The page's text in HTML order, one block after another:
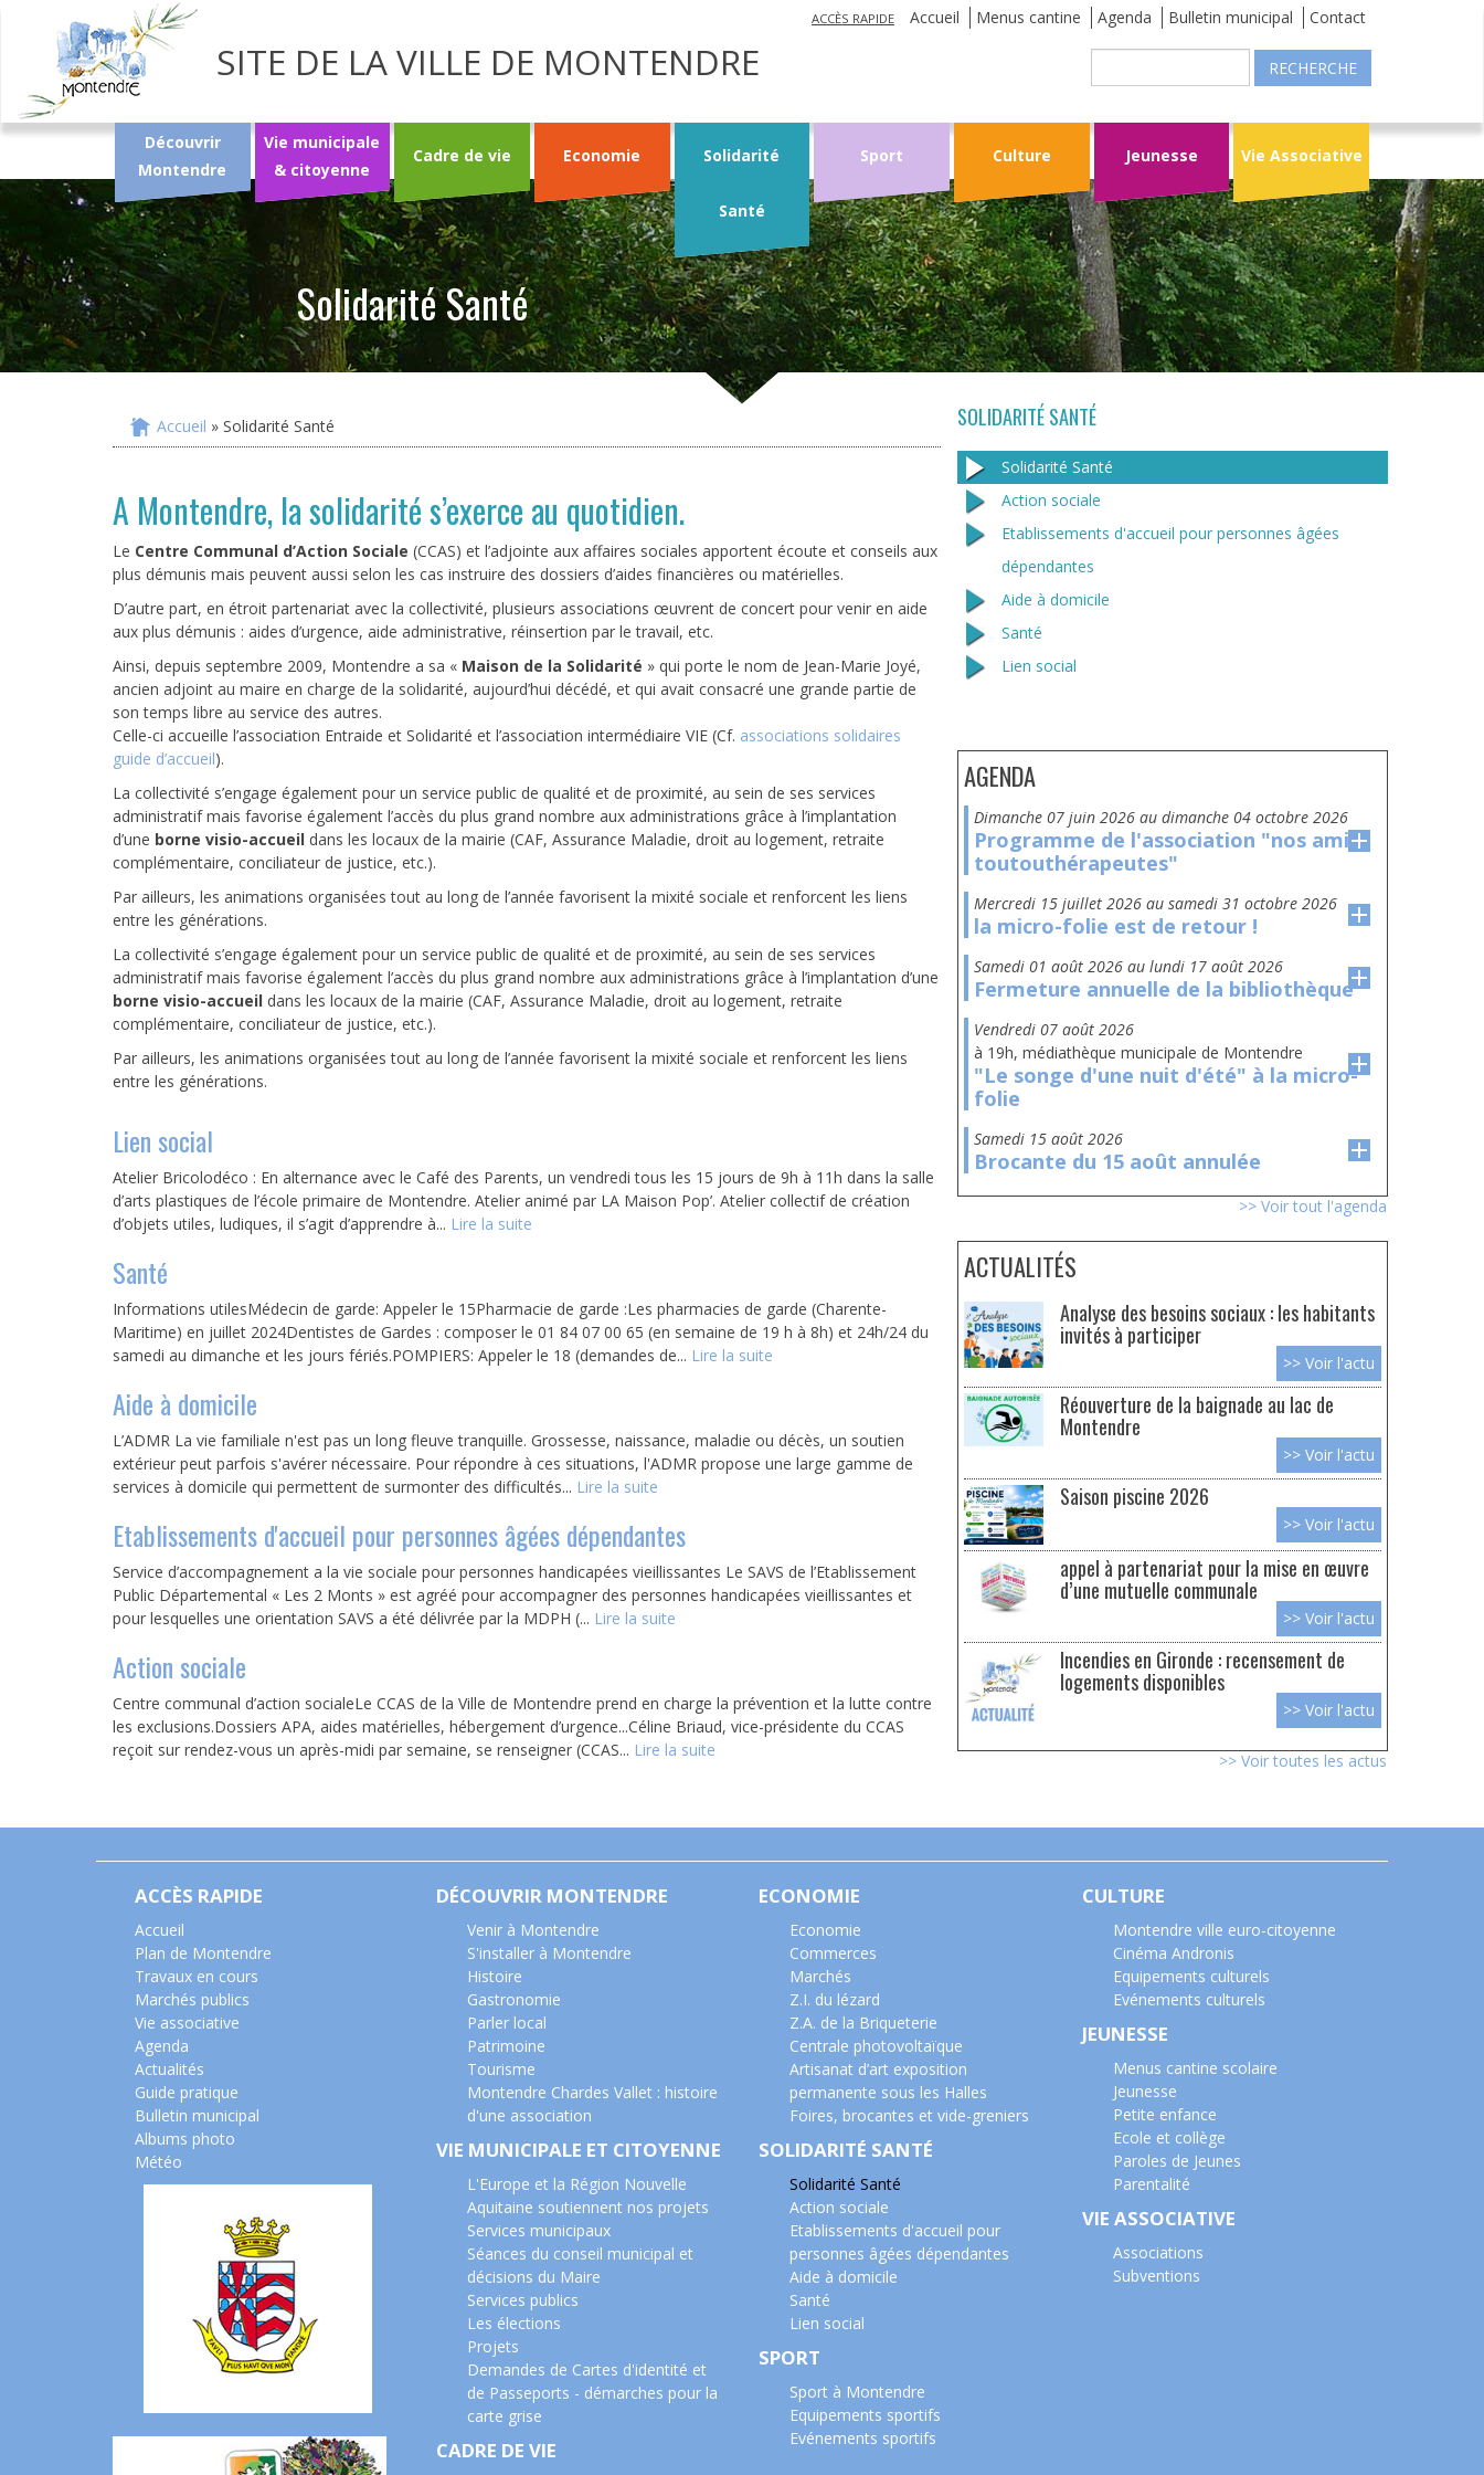
SITE DE LA VILLE DE MONTENDRE
ACCÈS RAPIDE Accueil Menus cantine Agenda Bulletin municipal
Contact
Découvrir
Montendre
Vie municipale
& citoyenne
Cadre de vie Economie Solidarité
Santé
Sport Culture Jeunesse Vie Associative
Solidarité Santé
Vous êtes ici
Accueil » Solidarité Santé
A Montendre, la solidarité s’exerce au quotidien.
Le Centre Communal d’Action Sociale (CCAS) et l’adjointe aux affaires sociales apportent écoute et conseils aux
plus démunis mais peuvent aussi selon les cas instruire des dossiers d’aides financières ou matérielles.
D’autre part, en étroit partenariat avec la collectivité, plusieurs associations œuvrent de concert pour venir en aide
aux plus démunis : aides d’urgence, aide administrative, réinsertion par le travail, etc.
Ainsi, depuis septembre 2009, Montendre a sa « Maison de la Solidarité » qui porte le nom de Jean-Marie Joyé,
ancien adjoint au maire en charge de la solidarité, aujourd’hui décédé, et qui avait consacré une grande partie de
son temps libre au service des autres.
Celle-ci accueille l’association Entraide et Solidarité et l’association intermédiaire VIE (Cf. associations solidaires
guide d’accueil).
La collectivité s’engage également pour un service public de qualité et de proximité, au sein de ses services
administratif mais favorise également l’accès du plus grand nombre aux administrations grâce à l’implantation
d’une borne visio-accueil dans les locaux de la mairie (CAF, Assurance Maladie, droit au logement, retraite
complémentaire, conciliateur de justice, etc.).
Par ailleurs, les animations organisées tout au long de l’année favorisent la mixité sociale et renforcent les liens
entre les générations.
La collectivité s’engage également pour un service public de qualité et de proximité, au sein de ses services
administratif mais favorise également l’accès du plus grand nombre aux administrations grâce à l’implantation d’une
borne visio-accueil dans les locaux de la mairie (CAF, Assurance Maladie, droit au logement, retraite
complémentaire, conciliateur de justice, etc.).
Par ailleurs, les animations organisées tout au long de l’année favorisent la mixité sociale et renforcent les liens
entre les générations.
Lien social
Atelier Bricolodéco : En alternance avec le Café des Parents, un vendredi tous les 15 jours de 9h à 11h dans la salle
d’arts plastiques de l’école primaire de Montendre. Atelier animé par LA Maison Pop’. Atelier collectif de création
d’objets utiles, ludiques, il s’agit d’apprendre à... Lire la suite
Santé
Informations utilesMédecin de garde: Appeler le 15Pharmacie de garde :Les pharmacies de garde (Charente-
Maritime) en juillet 2024Dentistes de Gardes : composer le 01 84 07 00 65 (en semaine de 19 h à 8h) et 24h/24 du
samedi au dimanche et les jours fériés.POMPIERS: Appeler le 18 (demandes de... Lire la suite
Aide à domicile
L’ADMR La vie familiale n'est pas un long fleuve tranquille. Grossesse, naissance, maladie ou décès, un soutien
extérieur peut parfois s'avérer nécessaire. Pour répondre à ces situations, l'ADMR propose une large gamme de
services à domicile qui permettent de surmonter des difficultés... Lire la suite
Etablissements d'accueil pour personnes âgées dépendantes
Service d’accompagnement a la vie sociale pour personnes handicapées vieillissantes Le SAVS de l’Etablissement
Public Départemental « Les 2 Monts » est agréé pour accompagner des personnes handicapées vieillissantes et
pour lesquelles une orientation SAVS a été délivrée par la MDPH (... Lire la suite
Action sociale
Centre communal d’action socialeLe CCAS de la Ville de Montendre prend en charge la prévention et la lutte contre
les exclusions.Dossiers APA, aides matérielles, hébergement d’urgence...Céline Briaud, vice-présidente du CCAS
reçoit sur rendez-vous un après-midi par semaine, se renseigner (CCAS... Lire la suite
SOLIDARITÉ SANTÉ
Solidarité Santé
Action sociale
Etablissements d'accueil pour personnes âgées
dépendantes
Aide à domicile
Santé
Lien social
AGENDA
dimanche 07 juin 2026 au dimanche 04 octobre 2026
Programme de l'association "nos amis
toutouthérapeutes"
mercredi 15 juillet 2026 au samedi 31 octobre 2026
la micro-folie est de retour !
samedi 01 août 2026 au lundi 17 août 2026
Fermeture annuelle de la bibliothèque
vendredi 07 août 2026
à 19h, médiathèque municipale de Montendre
"Le songe d'une nuit d'été" à la micro-
folie
samedi 15 août 2026
Brocante du 15 août annulée
>> Voir tout l'agenda
ACTUALITÉS
Analyse des besoins sociaux : les habitants
invités à participer
>> Voir l'actu
Réouverture de la baignade au lac de
Montendre
>> Voir l'actu
Saison piscine 2026
>> Voir l'actu
appel à partenariat pour la mise en œuvre
d’une mutuelle communale
>> Voir l'actu
Incendies en Gironde : recensement de
logements disponibles
>> Voir l'actu
>> Voir toutes les actus
ACCÈS RAPIDE
Accueil
Plan de Montendre
Travaux en cours
Marchés publics
Vie associative
Agenda
Actualités
Guide pratique
Bulletin municipal
Albums photo
Météo
DÉCOUVRIR MONTENDRE
Venir à Montendre
S'installer à Montendre
Histoire
Gastronomie
Parler local
Patrimoine
Tourisme
Montendre Chardes Vallet : histoire
d'une association
VIE MUNICIPALE ET CITOYENNE
L'Europe et la Région Nouvelle
Aquitaine soutiennent nos projets
Services municipaux
Séances du conseil municipal et
décisions du Maire
Services publics
Les élections
Projets
Demandes de Cartes d'identité et
de Passeports - démarches pour la
carte grise
CADRE DE VIE
ECONOMIE
Economie
Commerces
Marchés
Z.I. du lézard
Z.A. de la Briqueterie
Centrale photovoltaïque
Artisanat d’art exposition
permanente sous les Halles
Foires, brocantes et vide-greniers
SOLIDARITÉ SANTÉ
Solidarité Santé
Action sociale
Etablissements d'accueil pour
personnes âgées dépendantes
Aide à domicile
Santé
Lien social
SPORT
Sport à Montendre
Equipements sportifs
Evénements sportifs
CULTURE
Montendre ville euro-citoyenne
Cinéma Andronis
Equipements culturels
Evénements culturels
JEUNESSE
Menus cantine scolaire
Jeunesse
Petite enfance
Ecole et collège
Paroles de Jeunes
Parentalité
VIE ASSOCIATIVE
Associations
Subventions